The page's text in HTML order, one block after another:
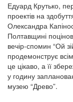
Едуард Крутько,
проектів на
Олександра
Полтавщині
вечір-спомин “Ой
продемонструє
це цікаво, а її
у годину
музею “Древо”.